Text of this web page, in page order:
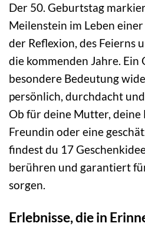
Der 50. Geburtstag
Meilenstein im Leben
der Reflexion, des Feierns
die kommenden Jahre. Ein
besondere Bedeutung
persönlich, durchdacht
Ob für deine Mutter, deine
Freundin oder eine
findest du 17
berühren und garantiert
sorgen.
Erlebnisse, die in